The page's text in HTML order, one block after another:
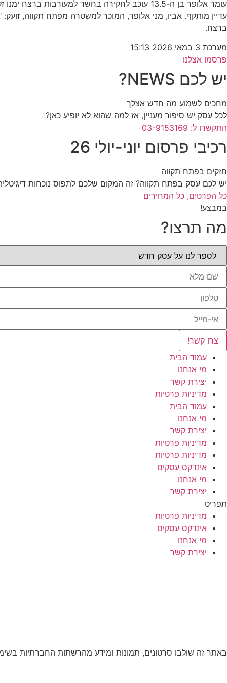
עומר אלופר בן ה-13.5 עוכב לחקירה בחשד
ברצח.
מערכת 3 במאי 2026
15:13
פרסמו אצלנו
יש לכם NEWS?
מחכים לשמוע מה חדש אצלך
לכל עסק יש סיפור מעניין, אז למה שהוא לא יופיע כאן?
התקשרו ל: 03-9153169
רכיבי פרסום יוני-יולי 26
חזקים בפתח תקווה
יש לכם עסק בפתח תקווה? זה המקום שלכם לתפוס נוכחות
כל הפרטים, כל המחירים
במבצע!
מה תרצו?
צרו קשר!
עמוד הבית
מי אנחנו
יצירת קשר
מדיניות פרטיות
עמוד הבית
מי אנחנו
יצירת קשר
מדיניות פרטיות
מדיניות פרטיות
אינדקס עסקים
מי אנחנו
יצירת קשר
תפריט
מדיניות פרטיות
אינדקס עסקים
מי אנחנו
יצירת קשר
באתר זה שולבו סרטונים, תמונות ומידע מהרשתות החברתיות בשימוש לפי סעיף 27א לחוק זכויות יוצרים. במידה וידוע מי צילם שלחו